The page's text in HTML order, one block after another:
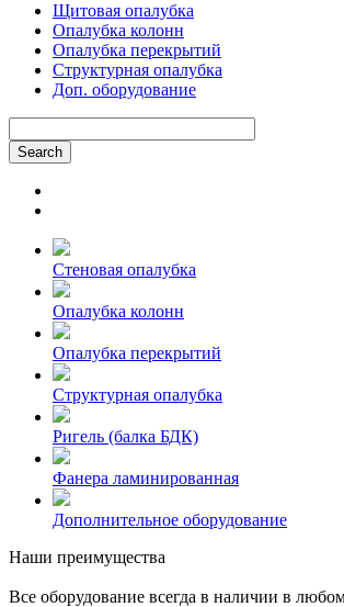
Щитовая опалубка
Опалубка колонн
Опалубка перекрытий
Структурная опалубка
Доп. оборудование
Стеновая опалубка
Опалубка колонн
Опалубка перекрытий
Структурная опалубка
Ригель (балка БДК)
Фанера ламинированная
Дополнительное оборудование
Наши преимущества
Все оборудование всегда в наличии в